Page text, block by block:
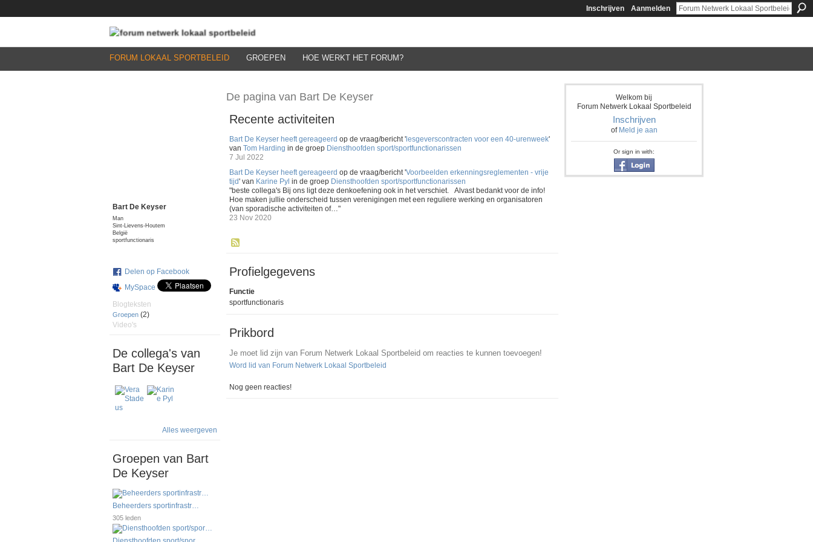
Inschrijven Aanmelden
FORUM LOKAAL SPORTBELEID GROEPEN HOE WERKT HET FORUM?
Bart De Keyser
Man
Sint-Lievens-Houtem
België
sportfunctionaris
Delen op Facebook
MySpace
Blogteksten
Groepen (2)
Video's
De collega's van
Bart De Keyser
Alles weergeven
Groepen van Bart
De Keyser
Beheerders sportinfrastr…
305 leden
De pagina van Bart De Keyser
Recente activiteiten
Bart De Keyser heeft gereageerd op de vraag/bericht ' lesgeverscontracten voor een 40-urenweek'
van Tom Harding in de groep Diensthoofden sport/sportfunctionarissen
7 Jul 2022
Bart De Keyser heeft gereageerd op de vraag/bericht 'Voorbeelden erkenningsreglementen - vrije
tijd' van Karine Pyl in de groep Diensthoofden sport/sportfunctionarissen
"beste collega's Bij ons ligt deze denkoefening ook in het verschiet. Alvast bedankt voor de info!
Hoe maken jullie onderscheid tussen verenigingen met een reguliere werking en organisatoren
(van sporadische activiteiten of…"
23 Nov 2020
Profielgegevens
Functie
sportfunctionaris
Prikbord
Je moet lid zijn van Forum Netwerk Lokaal Sportbeleid om reacties te kunnen toevoegen!
Word lid van Forum Netwerk Lokaal Sportbeleid
Nog geen reacties!
Welkom bij
Forum Netwerk Lokaal Sportbeleid
Inschrijven
of Meld je aan
Or sign in with: